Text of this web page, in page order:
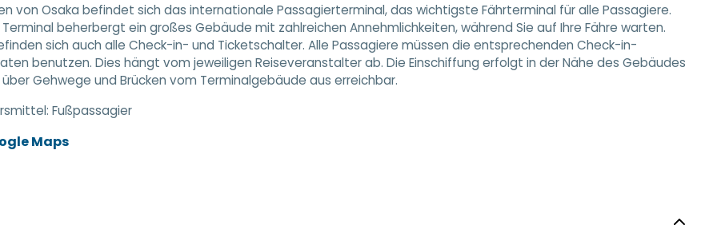
von Osaka befindet sich das internationale Passagierterminal, das wichtigste Fährterminal für alle Passagiere.
beherbergt ein großes Gebäude mit zahlreichen Annehmlichkeiten, während Sie auf Ihre Fähre warten.
sich auch alle Check-in- und Ticketschalter. Alle Passagiere müssen die entsprechenden Check-in-
benutzen. Dies hängt vom jeweiligen Reiseveranstalter ab. Die Einschiffung erfolgt in der Nähe des Gebäudes
Gehwege und Brücken vom Terminalgebäude aus erreichbar.
Fußpassagier
Maps